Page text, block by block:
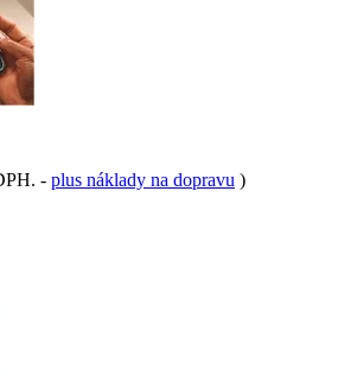
- plus náklady na dopravu )